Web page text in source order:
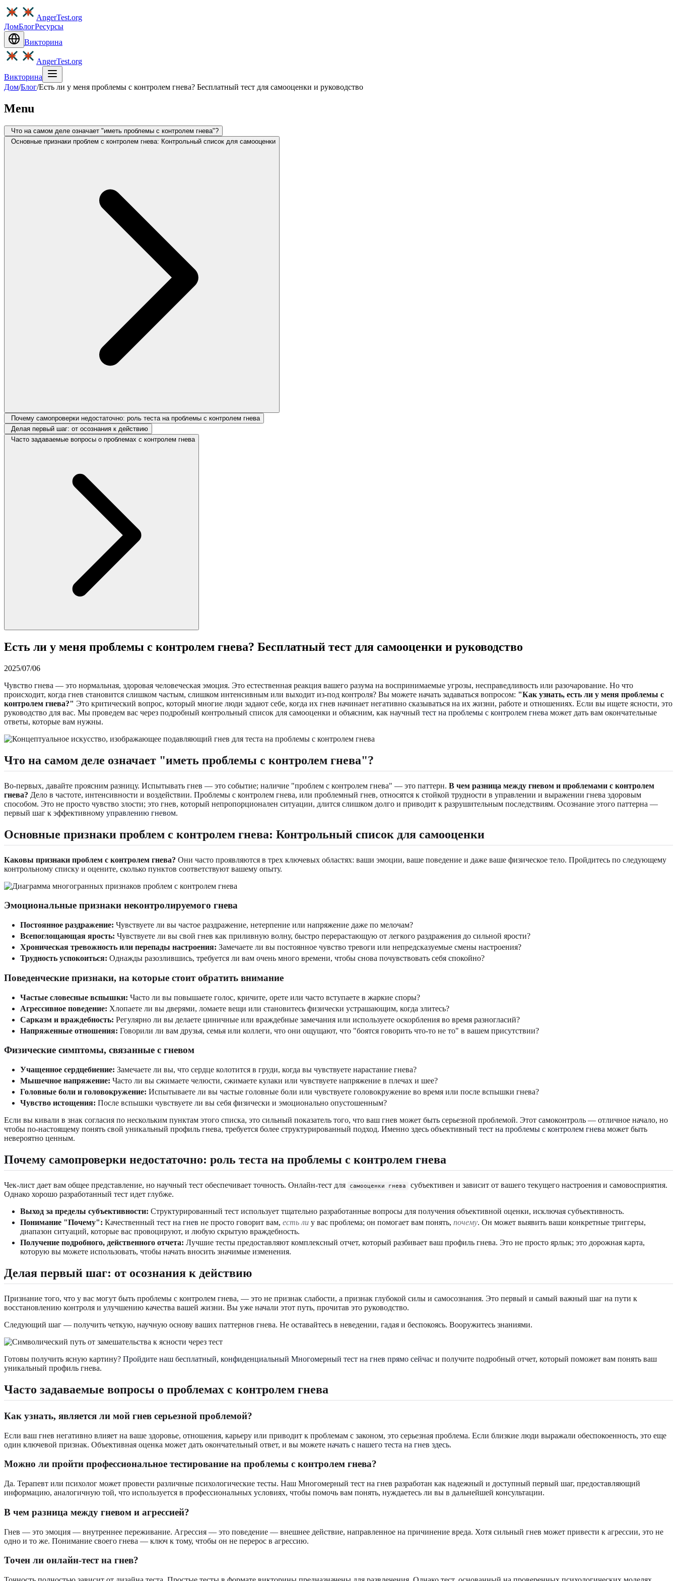
AngerTest.org
ДомБлогРесурсы
Викторина
AngerTest.org
Викторина
Дом/Блог/Есть ли у меня проблемы с контролем гнева? Бесплатный тест для самооценки и руководство
Menu
Что на самом деле означает "иметь проблемы с контролем гнева"?
Основные признаки проблем с контролем гнева: Контрольный список для самооценки
Почему самопроверки недостаточно: роль теста на проблемы с контролем гнева
Делая первый шаг: от осознания к действию
Часто задаваемые вопросы о проблемах с контролем гнева
Есть ли у меня проблемы с контролем гнева? Бесплатный тест для самооценки и руководство
2025/07/06
Чувство гнева — это нормальная, здоровая человеческая эмоция. Это естественная реакция вашего разума на воспринимаемые угрозы, несправедливость или разочарование. Но что
происходит, когда гнев становится слишком частым, слишком интенсивным или выходит из-под контроля? Вы можете начать задаваться вопросом: "Как узнать, есть ли у меня проблемы с
контролем гнева?" Это критический вопрос, который многие люди задают себе, когда их гнев начинает негативно сказываться на их жизни, работе и отношениях. Если вы ищете ясности, это
руководство для вас. Мы проведем вас через подробный контрольный список для самооценки и объясним, как научный тест на проблемы с контролем гнева может дать вам окончательные
ответы, которые вам нужны.
Что на самом деле означает "иметь проблемы с контролем гнева"?
Во-первых, давайте проясним разницу. Испытывать гнев — это событие; наличие "проблем с контролем гнева" — это паттерн. В чем разница между гневом и проблемами с контролем
гнева? Дело в частоте, интенсивности и воздействии. Проблемы с контролем гнева, или проблемный гнев, относятся к стойкой трудности в управлении и выражении гнева здоровым
способом. Это не просто чувство злости; это гнев, который непропорционален ситуации, длится слишком долго и приводит к разрушительным последствиям. Осознание этого паттерна —
первый шаг к эффективному управлению гневом.
Основные признаки проблем с контролем гнева: Контрольный список для самооценки
Каковы признаки проблем с контролем гнева? Они часто проявляются в трех ключевых областях: ваши эмоции, ваше поведение и даже ваше физическое тело. Пройдитесь по следующему
контрольному списку и оцените, сколько пунктов соответствуют вашему опыту.
Эмоциональные признаки неконтролируемого гнева
Постоянное раздражение: Чувствуете ли вы частое раздражение, нетерпение или напряжение даже по мелочам?
Всепоглощающая ярость: Чувствуете ли вы свой гнев как приливную волну, быстро перерастающую от легкого раздражения до сильной ярости?
Хроническая тревожность или перепады настроения: Замечаете ли вы постоянное чувство тревоги или непредсказуемые смены настроения?
Трудность успокоиться: Однажды разозлившись, требуется ли вам очень много времени, чтобы снова почувствовать себя спокойно?
Поведенческие признаки, на которые стоит обратить внимание
Частые словесные вспышки: Часто ли вы повышаете голос, кричите, орете или часто вступаете в жаркие споры?
Агрессивное поведение: Хлопаете ли вы дверями, ломаете вещи или становитесь физически устрашающим, когда злитесь?
Сарказм и враждебность: Регулярно ли вы делаете циничные или враждебные замечания или используете оскорбления во время разногласий?
Напряженные отношения: Говорили ли вам друзья, семья или коллеги, что они ощущают, что "боятся говорить что-то не то" в вашем присутствии?
Физические симптомы, связанные с гневом
Учащенное сердцебиение: Замечаете ли вы, что сердце колотится в груди, когда вы чувствуете нарастание гнева?
Мышечное напряжение: Часто ли вы сжимаете челюсти, сжимаете кулаки или чувствуете напряжение в плечах и шее?
Головные боли и головокружение: Испытываете ли вы частые головные боли или чувствуете головокружение во время или после вспышки гнева?
Чувство истощения: После вспышки чувствуете ли вы себя физически и эмоционально опустошенным?
Если вы кивали в знак согласия по нескольким пунктам этого списка, это сильный показатель того, что ваш гнев может быть серьезной проблемой. Этот самоконтроль — отличное начало, но
чтобы по-настоящему понять свой уникальный профиль гнева, требуется более структурированный подход. Именно здесь объективный тест на проблемы с контролем гнева может быть
невероятно ценным.
Почему самопроверки недостаточно: роль теста на проблемы с контролем гнева
Чек-лист дает вам общее представление, но научный тест обеспечивает точность. Онлайн-тест для самооценки гнева
субъективен и зависит от вашего текущего настроения и самовосприятия.
Однако хорошо разработанный тест идет глубже.
Выход за пределы субъективности: Структурированный тест использует тщательно разработанные вопросы для получения объективной оценки, исключая субъективность.
Понимание "Почему": Качественный тест на гнев не просто говорит вам, есть ли у вас проблема; он помогает вам понять, почему. Он может выявить ваши конкретные триггеры,
диапазон ситуаций, которые вас провоцируют, и любую скрытую враждебность.
Получение подробного, действенного отчета: Лучшие тесты предоставляют комплексный отчет, который разбивает ваш профиль гнева. Это не просто ярлык; это дорожная карта,
которую вы можете использовать, чтобы начать вносить значимые изменения.
Делая первый шаг: от осознания к действию
Признание того, что у вас могут быть проблемы с контролем гнева, — это не признак слабости, а признак глубокой силы и самосознания. Это первый и самый важный шаг на пути к
восстановлению контроля и улучшению качества вашей жизни. Вы уже начали этот путь, прочитав это руководство.
Следующий шаг — получить четкую, научную основу ваших паттернов гнева. Не оставайтесь в неведении, гадая и беспокоясь. Вооружитесь знаниями.
Готовы получить ясную картину? Пройдите наш бесплатный, конфиденциальный Многомерный тест на гнев прямо сейчас и получите подробный отчет, который поможет вам понять ваш
уникальный профиль гнева.
Часто задаваемые вопросы о проблемах с контролем гнева
Как узнать, является ли мой гнев серьезной проблемой?
Если ваш гнев негативно влияет на ваше здоровье, отношения, карьеру или приводит к проблемам с законом, это серьезная проблема. Если близкие люди выражали обеспокоенность, это еще
один ключевой признак. Объективная оценка может дать окончательный ответ, и вы можете начать с нашего теста на гнев здесь.
Можно ли пройти профессиональное тестирование на проблемы с контролем гнева?
Да. Терапевт или психолог может провести различные психологические тесты. Наш Многомерный тест на гнев разработан как надежный и доступный первый шаг, предоставляющий
информацию, аналогичную той, что используется в профессиональных условиях, чтобы помочь вам понять, нуждаетесь ли вы в дальнейшей консультации.
В чем разница между гневом и агрессией?
Гнев — это эмоция — внутреннее переживание. Агрессия — это поведение — внешнее действие, направленное на причинение вреда. Хотя сильный гнев может привести к агрессии, это не
одно и то же. Понимание своего гнева — ключ к тому, чтобы он не перерос в агрессию.
Точен ли онлайн-тест на гнев?